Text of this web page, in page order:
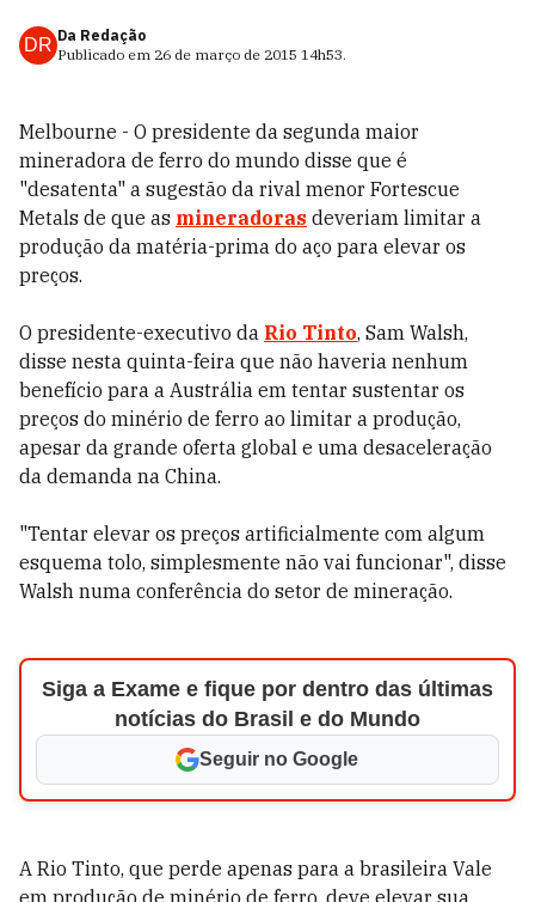
DR Da Redação
Publicado em 26 de março de 2015 14h53.
Melbourne - O presidente da segunda maior
mineradora de ferro do mundo disse que é
"desatenta" a sugestão da rival menor Fortescue
Metals de que as mineradoras deveriam limitar a
produção da matéria-prima do aço para elevar os
preços.
O presidente-executivo da Rio Tinto, Sam Walsh,
disse nesta quinta-feira que não haveria nenhum
benefício para a Austrália em tentar sustentar os
preços do minério de ferro ao limitar a produção,
apesar da grande oferta global e uma desaceleração
da demanda na China.
"Tentar elevar os preços artificialmente com algum
esquema tolo, simplesmente não vai funcionar", disse
Walsh numa conferência do setor de mineração.
Siga a Exame e fique por dentro das últimas
notícias do Brasil e do Mundo
Seguir no Google
A Rio Tinto, que perde apenas para a brasileira Vale
em produção de minério de ferro, deve elevar sua